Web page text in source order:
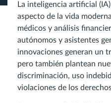
La inteligencia artificial
aspecto de la vida
médicos y análisis
autónomos y asistentes
innovaciones generan un
pero también plantean
discriminación, uso
violaciones de los